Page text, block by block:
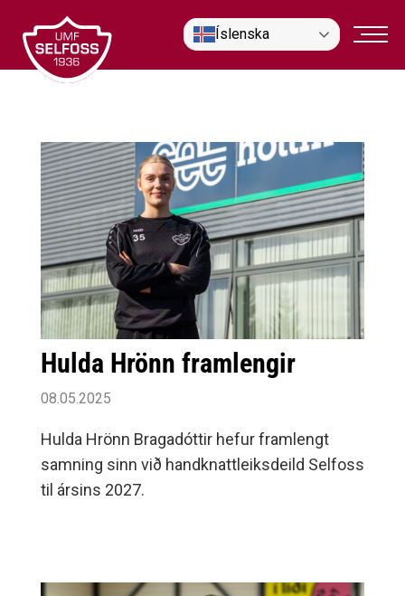
efni
Íslenska
Hulda Hrönn framlengir
08.05.2025
Hulda Hrönn Bragadóttir hefur framlengt
samning sinn við handknattleiksdeild Selfoss
til ársins 2027.